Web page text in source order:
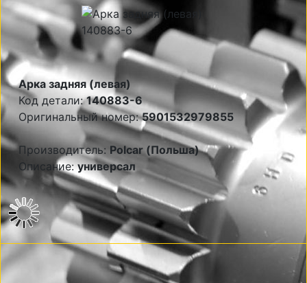
Арка задняя (левая)
Код детали:140883-6
Оригинальный номер:5901532979855
Производитель: Polcar (Польша)
Описание:универсал